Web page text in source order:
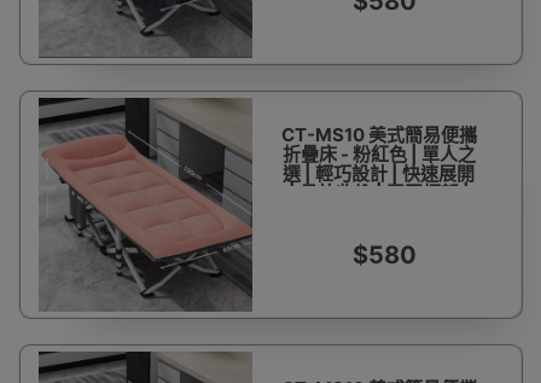
CT-MS10 美式簡易便攜
折疊床 - 粉紅色 | 單人之
選 | 輕巧設計 | 快速展開
| 易於收納 | 堅固框架 |
$580